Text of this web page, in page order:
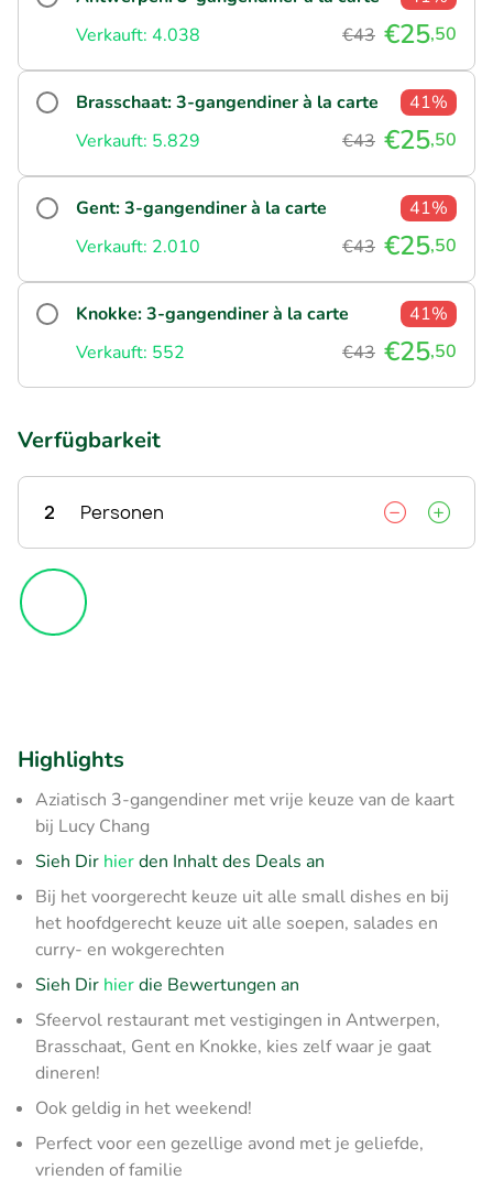
Verkauft: 4.038
€43 €25,50
Brasschaat: 3-gangendiner à la carte
41%
Verkauft: 5.829
€43 €25,50
Gent: 3-gangendiner à la carte
41%
Verkauft: 2.010
€43 €25,50
Knokke: 3-gangendiner à la carte
41%
Verkauft: 552
€43 €25,50
Verfügbarkeit
2 Personen
Highlights
Aziatisch 3-gangendiner met vrije keuze van de kaart
bij Lucy Chang
Sieh Dir hierden Inhalt des Deals an
Bij het voorgerecht keuze uit alle small dishes en bij
het hoofdgerecht keuze uit alle soepen, salades en
curry- en wokgerechten
Sieh Dir hierdie Bewertungen an
Sfeervol restaurant met vestigingen in Antwerpen,
Brasschaat, Gent en Knokke, kies zelf waar je gaat
dineren!
Ook geldig in het weekend!
Perfect voor een gezellige avond met je geliefde,
vrienden of familie